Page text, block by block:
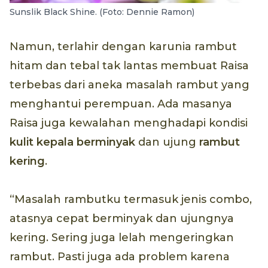
Sunslik Black Shine. (Foto: Dennie Ramon)
Namun, terlahir dengan karunia rambut
hitam dan tebal tak lantas membuat Raisa
terbebas dari aneka masalah rambut yang
menghantui perempuan. Ada masanya
Raisa juga kewalahan menghadapi kondisi
kulit kepala berminyak dan ujung rambut
kering.
“Masalah rambutku termasuk jenis combo,
atasnya cepat berminyak dan ujungnya
kering. Sering juga lelah mengeringkan
rambut. Pasti juga ada problem karena